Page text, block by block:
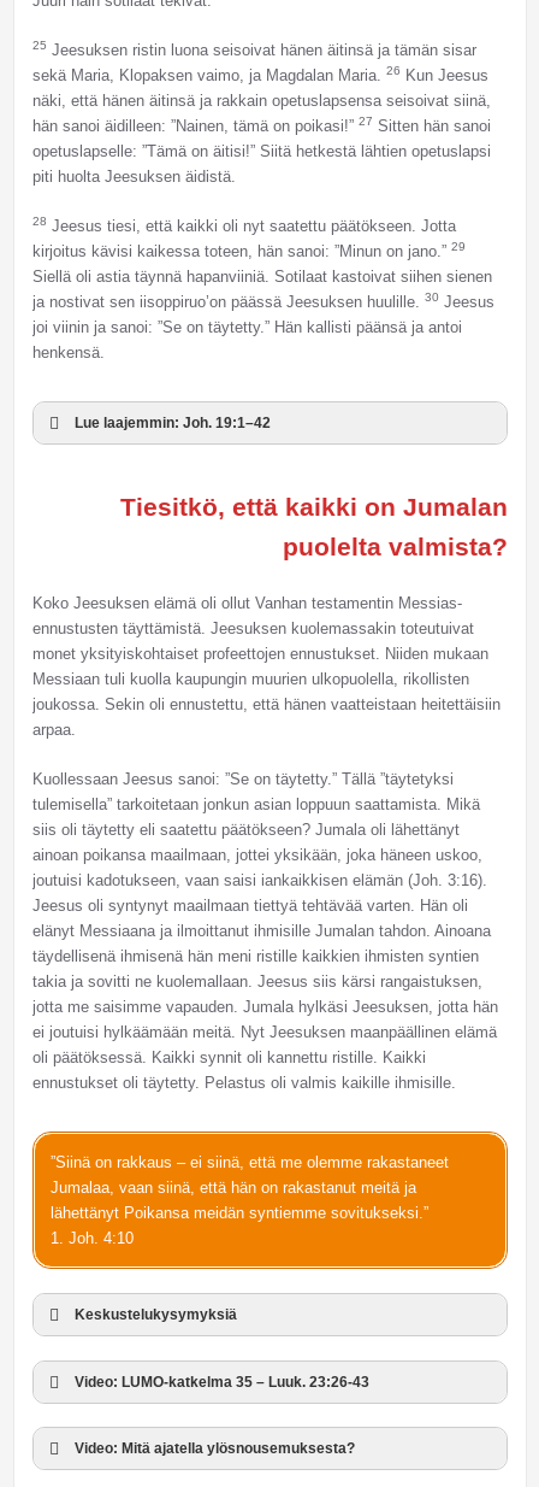
25 Jeesuksen ristin luona seisoivat hänen äitinsä ja tämän sisar
sekä Maria, Klopaksen vaimo, ja Magdalan Maria. 26
Kun Jeesus
näki, että hänen äitinsä ja rakkain opetuslapsensa seisoivat siinä,
hän sanoi äidilleen: ”Nainen, tämä on poikasi!” 27 Sitten hän sanoi
opetuslapselle: ”Tämä on äitisi!” Siitä hetkestä lähtien opetuslapsi
piti huolta Jeesuksen äidistä.
28 Jeesus tiesi, että kaikki oli nyt saatettu päätökseen. Jotta
kirjoitus kävisi kaikessa toteen, hän sanoi: ”Minun on jano.” 29
Siellä oli astia täynnä hapanviiniä. Sotilaat kastoivat siihen sienen
ja nostivat sen iisoppiruo’on päässä Jeesuksen huulille. 30 Jeesus
joi viinin ja sanoi: ”Se on täytetty.” Hän kallisti päänsä ja antoi
henkensä.
Lue laajemmin: Joh. 19:1–42
Tiesitkö, että kaikki on Jumalan
puolelta valmista?
Koko Jeesuksen elämä oli ollut Vanhan testamentin Messias-
ennustusten täyttämistä. Jeesuksen kuolemassakin toteutuivat
monet yksityiskohtaiset profeettojen ennustukset. Niiden mukaan
Messiaan tuli kuolla kaupungin muurien ulkopuolella, rikollisten
joukossa. Sekin oli ennustettu, että hänen vaatteistaan heitettäisiin
arpaa.
Kuollessaan Jeesus sanoi: ”Se on täytetty.” Tällä ”täytetyksi
tulemisella” tarkoitetaan jonkun asian loppuun saattamista. Mikä
siis oli täytetty eli saatettu päätökseen? Jumala oli lähettänyt
ainoan poikansa maailmaan, jottei yksikään, joka häneen uskoo,
joutuisi kadotukseen, vaan saisi iankaikkisen elämän (Joh. 3:16).
Jeesus oli syntynyt maailmaan tiettyä tehtävää varten. Hän oli
elänyt Messiaana ja ilmoittanut ihmisille Jumalan tahdon. Ainoana
täydellisenä ihmisenä hän meni ristille kaikkien ihmisten syntien
takia ja sovitti ne kuolemallaan. Jeesus siis kärsi rangaistuksen,
jotta me saisimme vapauden. Jumala hylkäsi Jeesuksen, jotta hän
ei joutuisi hylkäämään meitä. Nyt Jeesuksen maanpäällinen elämä
oli päätöksessä. Kaikki synnit oli kannettu ristille. Kaikki
ennustukset oli täytetty. Pelastus oli valmis kaikille ihmisille.
”Siinä on rakkaus – ei siinä, että me olemme rakastaneet
Jumalaa, vaan siinä, että hän on rakastanut meitä ja
lähettänyt Poikansa meidän syntiemme sovitukseksi.”
1. Joh. 4:10
Keskustelukysymyksiä
Video: LUMO-katkelma 35 – Luuk. 23:26-43
Video: Mitä ajatella ylösnousemuksesta?